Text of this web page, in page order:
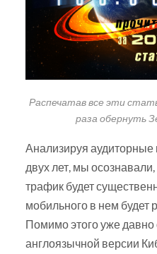
Распечатав все эти
раза обернуть
Анализируя
двух лет, мы
трафик будет
мобильного в нем будет
Помимо этого уже давно
англоязычной версии